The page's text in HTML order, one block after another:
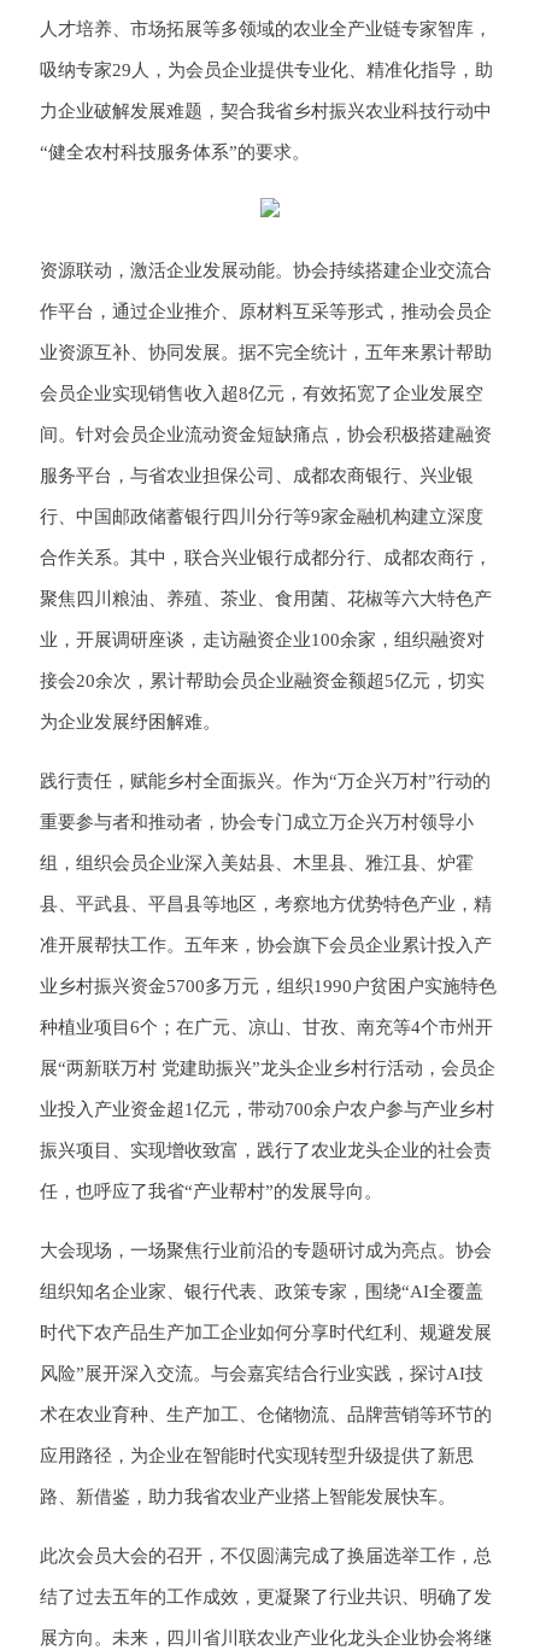
人才培养、市场拓展等多领域的农业全产业链专家智库，
吸纳专家29人，为会员企业提供专业化、精准化指导，助
力企业破解发展难题，契合我省乡村振兴农业科技行动中
“健全农村科技服务体系”的要求。
资源联动，激活企业发展动能。协会持续搭建企业交流合
作平台，通过企业推介、原材料互采等形式，推动会员企
业资源互补、协同发展。据不完全统计，五年来累计帮助
会员企业实现销售收入超8亿元，有效拓宽了企业发展空
间。针对会员企业流动资金短缺痛点，协会积极搭建融资
服务平台，与省农业担保公司、成都农商银行、兴业银
行、中国邮政储蓄银行四川分行等9家金融机构建立深度
合作关系。其中，联合兴业银行成都分行、成都农商行，
聚焦四川粮油、养殖、茶业、食用菌、花椒等六大特色产
业，开展调研座谈，走访融资企业100余家，组织融资对
接会20余次，累计帮助会员企业融资金额超5亿元，切实
为企业发展纾困解难。
践行责任，赋能乡村全面振兴。作为“万企兴万村”行动的
重要参与者和推动者，协会专门成立万企兴万村领导小
组，组织会员企业深入美姑县、木里县、雅江县、炉霍
县、平武县、平昌县等地区，考察地方优势特色产业，精
准开展帮扶工作。五年来，协会旗下会员企业累计投入产
业乡村振兴资金5700多万元，组织1990户贫困户实施特色
种植业项目6个；在广元、凉山、甘孜、南充等4个市州开
展“两新联万村 党建助振兴”龙头企业乡村行活动，会员企
业投入产业资金超1亿元，带动700余户农户参与产业乡村
振兴项目、实现增收致富，践行了农业龙头企业的社会责
任，也呼应了我省“产业帮村”的发展导向。
大会现场，一场聚焦行业前沿的专题研讨成为亮点。协会
组织知名企业家、银行代表、政策专家，围绕“AI全覆盖
时代下农产品生产加工企业如何分享时代红利、规避发展
风险”展开深入交流。与会嘉宾结合行业实践，探讨AI技
术在农业育种、生产加工、仓储物流、品牌营销等环节的
应用路径，为企业在智能时代实现转型升级提供了新思
路、新借鉴，助力我省农业产业搭上智能发展快车。
此次会员大会的召开，不仅圆满完成了换届选举工作，总
结了过去五年的工作成效，更凝聚了行业共识、明确了发
展方向。未来，四川省川联农业产业化龙头企业协会将继